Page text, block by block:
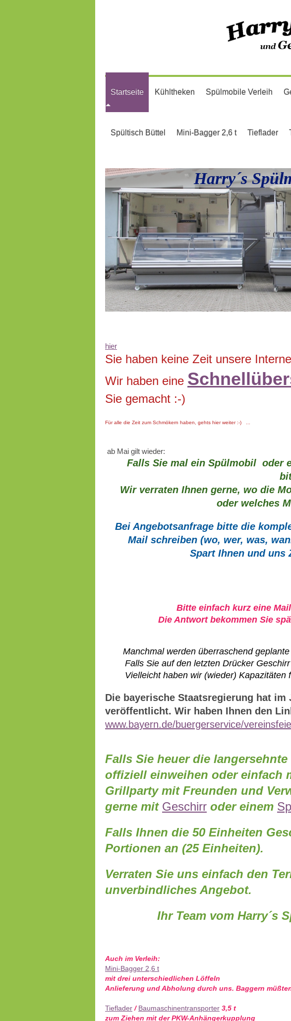
Startseite Kühltheken Spülmobile Verleih
Spültisch Büttel Mini-Bagger 2,6 t Tieflader
Harry´s
hier
Sie haben keine Zeit unsere
Wir haben eine
Sie gemacht :-)
Für alle die Zeit zum Schmökern haben, gehts hier weiter :-) ...
ab Mai gilt wieder:
Falls Sie mal ein Spülmobil oder
Wir verraten Ihnen gerne, wo die
oder welches
Bei Angebotsanfrage bitte die
Mail schreiben (wo, wer, was,
Spart Ihnen und uns
Bitte einfach kurz eine
Die Antwort bekommen Sie
Manchmal werden überraschend
Falls Sie auf den letzten Drücker Geschirr
Vielleicht haben wir (wieder) Kapazitäten
Die bayerische Staatsregierung hat
veröffentlicht. Wir haben Ihnen den
www.bayern.de/buergerservice/
Falls Sie heuer die
offiziell einweihen oder einfach
Grillparty mit Freunden und
gerne mit Geschirr oder einem
Falls Ihnen die 50 Einheiten
Portionen an (25 Einheiten).
Verraten Sie uns einfach den
unverbindliches Angebot.
Ihr Team vom Harry´s
Auch im Verleih:
Mini-Bagger 2,6 t
mit drei unterschiedlichen Löffeln
Anlieferung und Abholung durch uns. Baggern
Tieflader / Baumaschinentransporter 3,5 t
zum Ziehen mit der PKW-Anhängerkupplung